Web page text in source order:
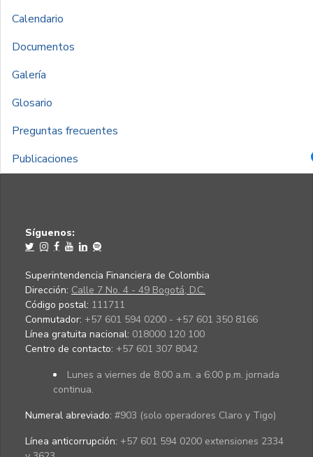
Calendario
Documentos
Galería
Glosario
Preguntas frecuentes
Publicaciones
Síguenos:
Superintendencia Financiera de Colombia
Dirección: Calle 7 No. 4 - 49 Bogotá, D.C.
Código postal: 111711
Conmutador: +57 601 594 0200 - +57 601 350 8166
Línea gratuita nacional: 018000 120 100
Centro de contacto: +57 601 307 8042
Lunes a viernes de 8:00 a.m. a 6:00 p.m. jornada
continua.
Numeral abreviado: #903 (solo operadores Claro y Tigo)
Línea anticorrupción: +57 601 594 0200 extensiones 2334